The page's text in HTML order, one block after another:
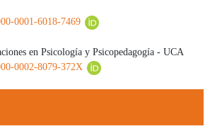
0001-6018-7469
en Psicología y Psicopedagogía - UCA
0002-8079-372X